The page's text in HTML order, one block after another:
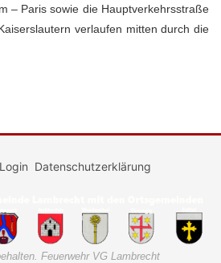
– Paris sowie die Hauptverkehrsstraße
verlaufen mitten durch die
Login Datenschutzerklärung
Feuerwehr VG Lambrecht